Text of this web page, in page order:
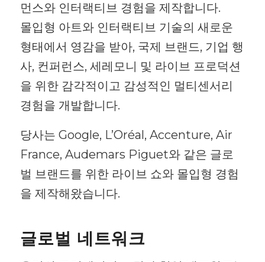
먼스와 인터랙티브 경험을 제작합니다.
몰입형 아트와 인터랙티브 기술의 새로운
형태에서 영감을 받아, 국제 브랜드, 기업 행
사, 컨퍼런스, 세레모니 및 라이브 프로덕션
을 위한 감각적이고 감성적인 멀티센서리
경험을 개발합니다.
당사는 Google, L’Oréal, Accenture, Air
France, Audemars Piguet와 같은 글로
벌 브랜드를 위한 라이브 쇼와 몰입형 경험
을 제작해왔습니다.
글로벌 네트워크